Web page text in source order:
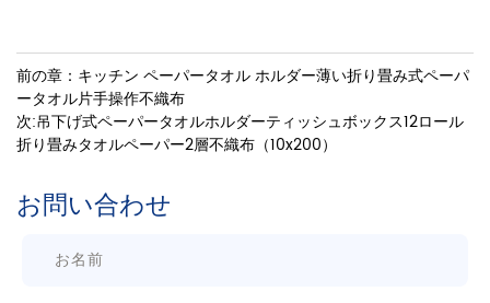
前の章：キッチン ペーパータオル ホルダー薄い折り畳み式ペーパ
ータオル片手操作不織布
次:吊下げ式ペーパータオルホルダーティッシュボックス12ロール
折り畳みタオルペーパー2層不織布（10x200）
お問い合わせ